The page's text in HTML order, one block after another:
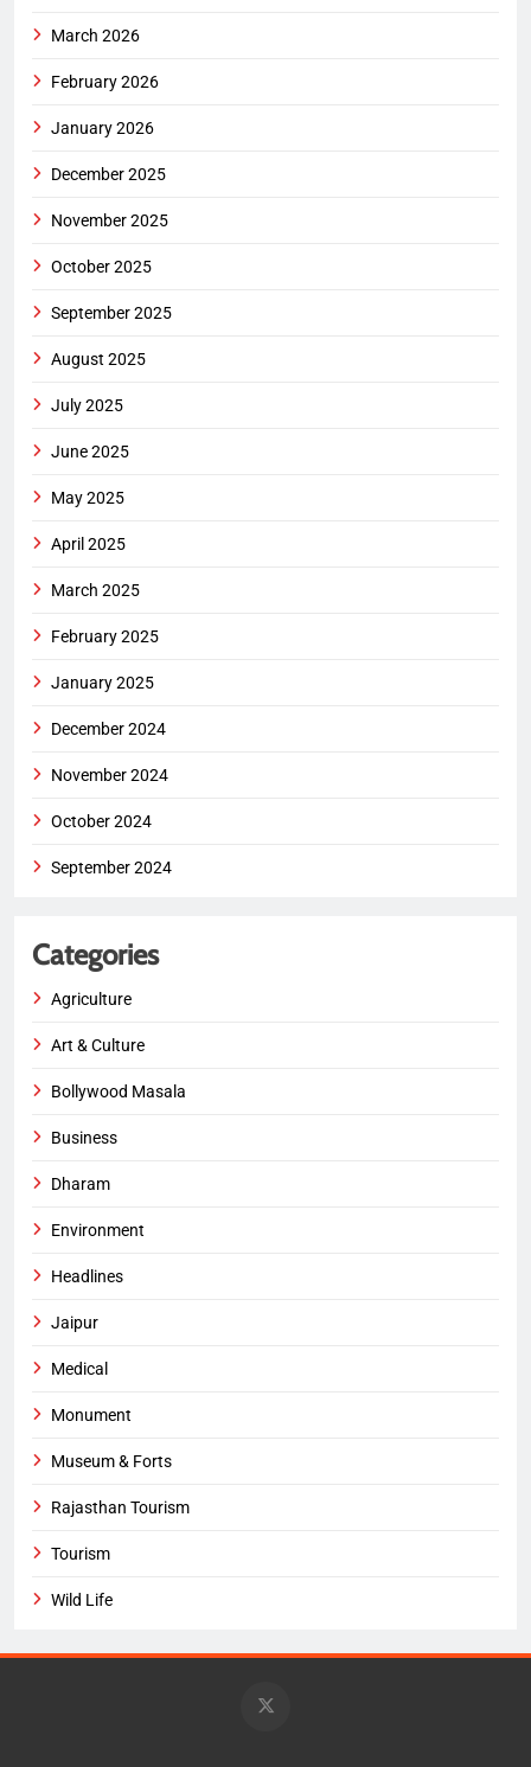
March 2026
February 2026
January 2026
December 2025
November 2025
October 2025
September 2025
August 2025
July 2025
June 2025
May 2025
April 2025
March 2025
February 2025
January 2025
December 2024
November 2024
October 2024
September 2024
Categories
Agriculture
Art & Culture
Bollywood Masala
Business
Dharam
Environment
Headlines
Jaipur
Medical
Monument
Museum & Forts
Rajasthan Tourism
Tourism
Wild Life